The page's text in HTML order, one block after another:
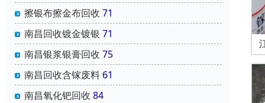
擦银布擦金布回收 71
南昌回收镀金镀银 71
南昌银浆银膏回收 75
南昌回收含镓废料 61
南昌氧化钯回收 84